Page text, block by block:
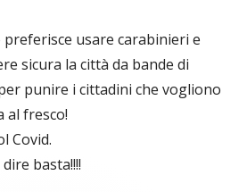
preferisce usare carabinieri e
sicura la città da bande di
punire i cittadini che vogliono
al fresco!
Covid.
basta!!!!